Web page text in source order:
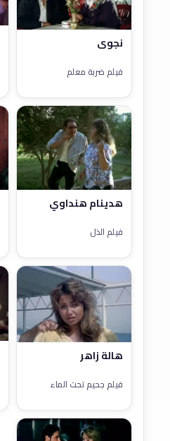
نجوى
فيلم ضربة معلم
هدينام هنداوي
فيلم الذل
هالة زاهر
فيلم جحيم تحت الماء